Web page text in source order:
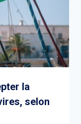
la
selon